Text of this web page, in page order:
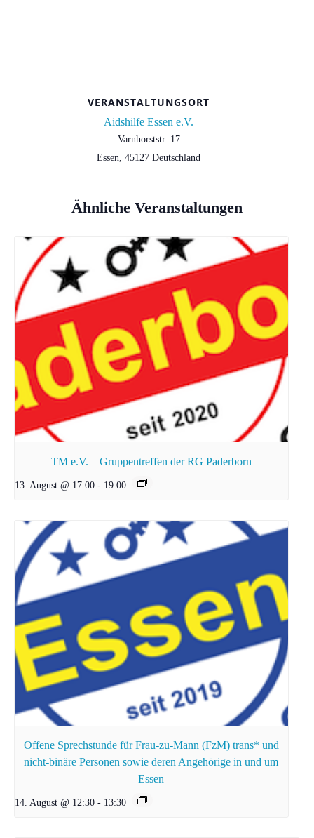
VERANSTALTUNGSORT
Aidshilfe Essen e.V.
Varnhorststr. 17
Essen, 45127 Deutschland
Ähnliche Veranstaltungen
TM e.V. – Gruppentreffen der RG Paderborn
13. August @ 17:00 - 19:00
Offene Sprechstunde für Frau-zu-Mann (FzM) trans* und
nicht-binäre Personen sowie deren Angehörige in und um
Essen
14. August @ 12:30 - 13:30